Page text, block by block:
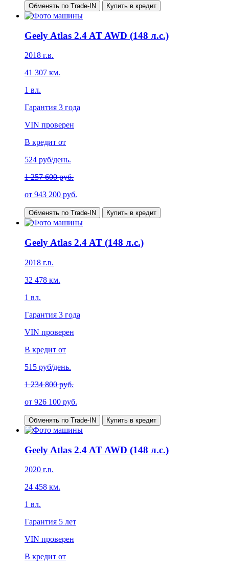
Обменять по Trade-IN Купить в кредит
Geely Atlas 2.4 AT AWD (148 л.с.)
2018 г.в.
41 307 км.
1 вл.
Гарантия 3 года
VIN проверен
В кредит от
524 руб/день.
1 257 600 руб.
от 943 200 руб.
Обменять по Trade-IN Купить в кредит
Geely Atlas 2.4 AT (148 л.с.)
2018 г.в.
32 478 км.
1 вл.
Гарантия 3 года
VIN проверен
В кредит от
515 руб/день.
1 234 800 руб.
от 926 100 руб.
Обменять по Trade-IN Купить в кредит
Geely Atlas 2.4 AT AWD (148 л.с.)
2020 г.в.
24 458 км.
1 вл.
Гарантия 5 лет
VIN проверен
В кредит от